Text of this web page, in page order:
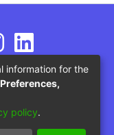
information for the
policy.